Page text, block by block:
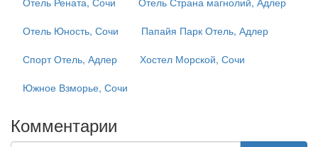
Отель Юность, Сочи
Папайя Парк Отель, Адлер
Спорт Отель, Адлер
Хостел Морской, Сочи
Южное Взморье, Сочи
Комментарии